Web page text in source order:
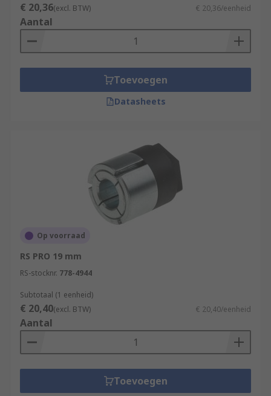
€ 20,36(excl. BTW) € 20,36/eenheid
Aantal
Toevoegen
Datasheets
Op voorraad
RS PRO 19 mm
RS-stocknr. 778-4944
Subtotaal (1 eenheid)
€ 20,40(excl. BTW) € 20,40/eenheid
Aantal
Toevoegen